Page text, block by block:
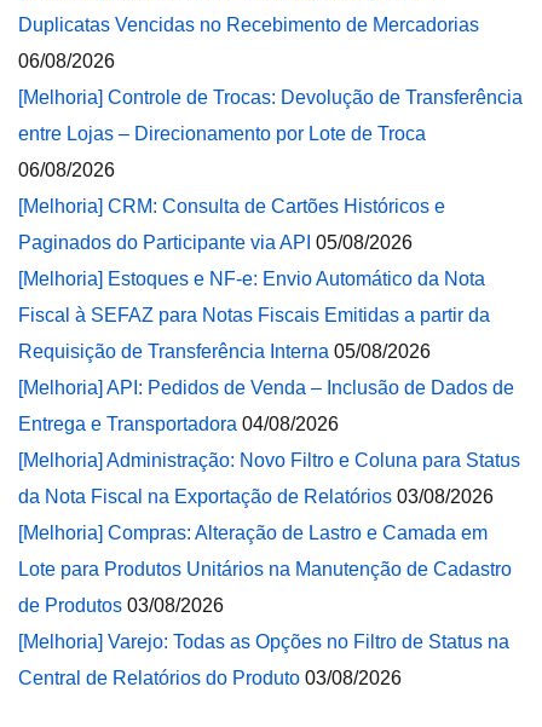
Duplicatas Vencidas no Recebimento de Mercadorias
06/08/2026
[Melhoria] Controle de Trocas: Devolução de Transferência
entre Lojas – Direcionamento por Lote de Troca
06/08/2026
[Melhoria] CRM: Consulta de Cartões Históricos e
Paginados do Participante via API 05/08/2026
[Melhoria] Estoques e NF-e: Envio Automático da Nota
Fiscal à SEFAZ para Notas Fiscais Emitidas a partir da
Requisição de Transferência Interna 05/08/2026
[Melhoria] API: Pedidos de Venda – Inclusão de Dados de
Entrega e Transportadora 04/08/2026
[Melhoria] Administração: Novo Filtro e Coluna para Status
da Nota Fiscal na Exportação de Relatórios 03/08/2026
[Melhoria] Compras: Alteração de Lastro e Camada em
Lote para Produtos Unitários na Manutenção de Cadastro
de Produtos 03/08/2026
[Melhoria] Varejo: Todas as Opções no Filtro de Status na
Central de Relatórios do Produto 03/08/2026